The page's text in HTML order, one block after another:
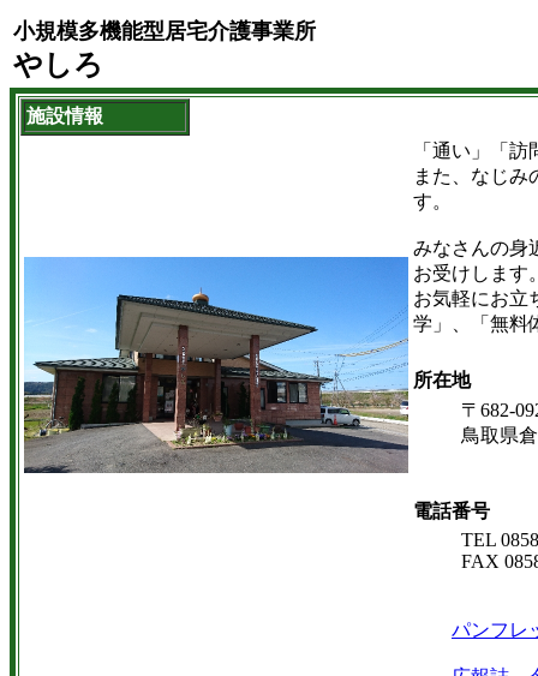
小規模多機能型居宅介護事業所
やしろ
施設情報
「通い」「
また、なじみ
す。
みなさんの身
お受けします
お気軽にお立
学」、「無料
所在地
〒682-
鳥取県
電話番号
TEL
FAX
パンフレ